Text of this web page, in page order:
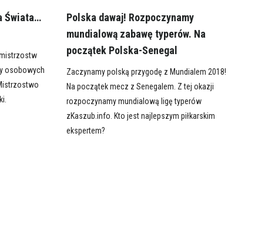
Świata…
mistrzostw
osobowych
Polska dawaj! Rozpoczynamy
mundialową zabawę typerów. Na
początek Polska-Senegal
Zaczynamy polską przygodę z Mundialem 2018!
Na początek mecz z Senegalem. Z tej okazji
rozpoczynamy mundialową ligę typerów
zKaszub.info. Kto jest najlepszym piłkarskim
ekspertem?